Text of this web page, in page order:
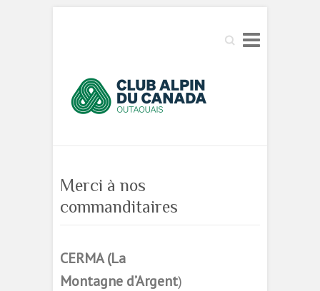
Search
Merci à nos
commanditaires
CERMA (La
Montagne d’Argent)